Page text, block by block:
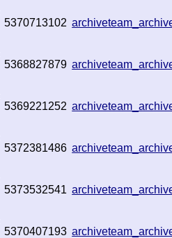
5370713102
5368827879
5369221252
5372381486
5373532541
5370407193